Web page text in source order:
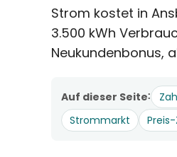
Strom kostet in
3.500 kWh
Neukundenbonus,
Auf dieser Seite
Strommarkt